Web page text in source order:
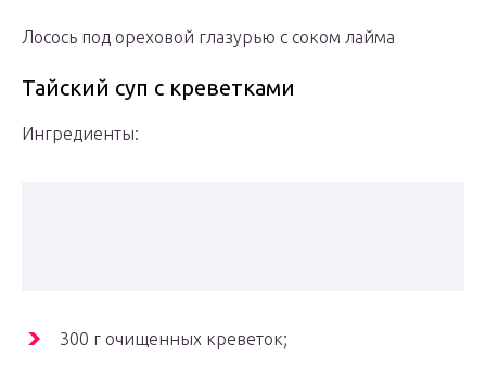
Лосось под ореховой глазурью с соком лайма
Тайский суп с креветками
Ингредиенты:
300 г очищенных креветок;